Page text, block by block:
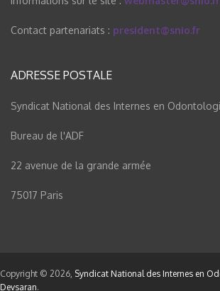
Contact partenariats : president@snio.fr
ADRESSE POSTALE
Syndicat National des Internes en
Bureau de l'ADF
22 avenue de la grande armée
75017 Paris
Copyright © 2026, Syndicat National des Internes en
Devsaran.